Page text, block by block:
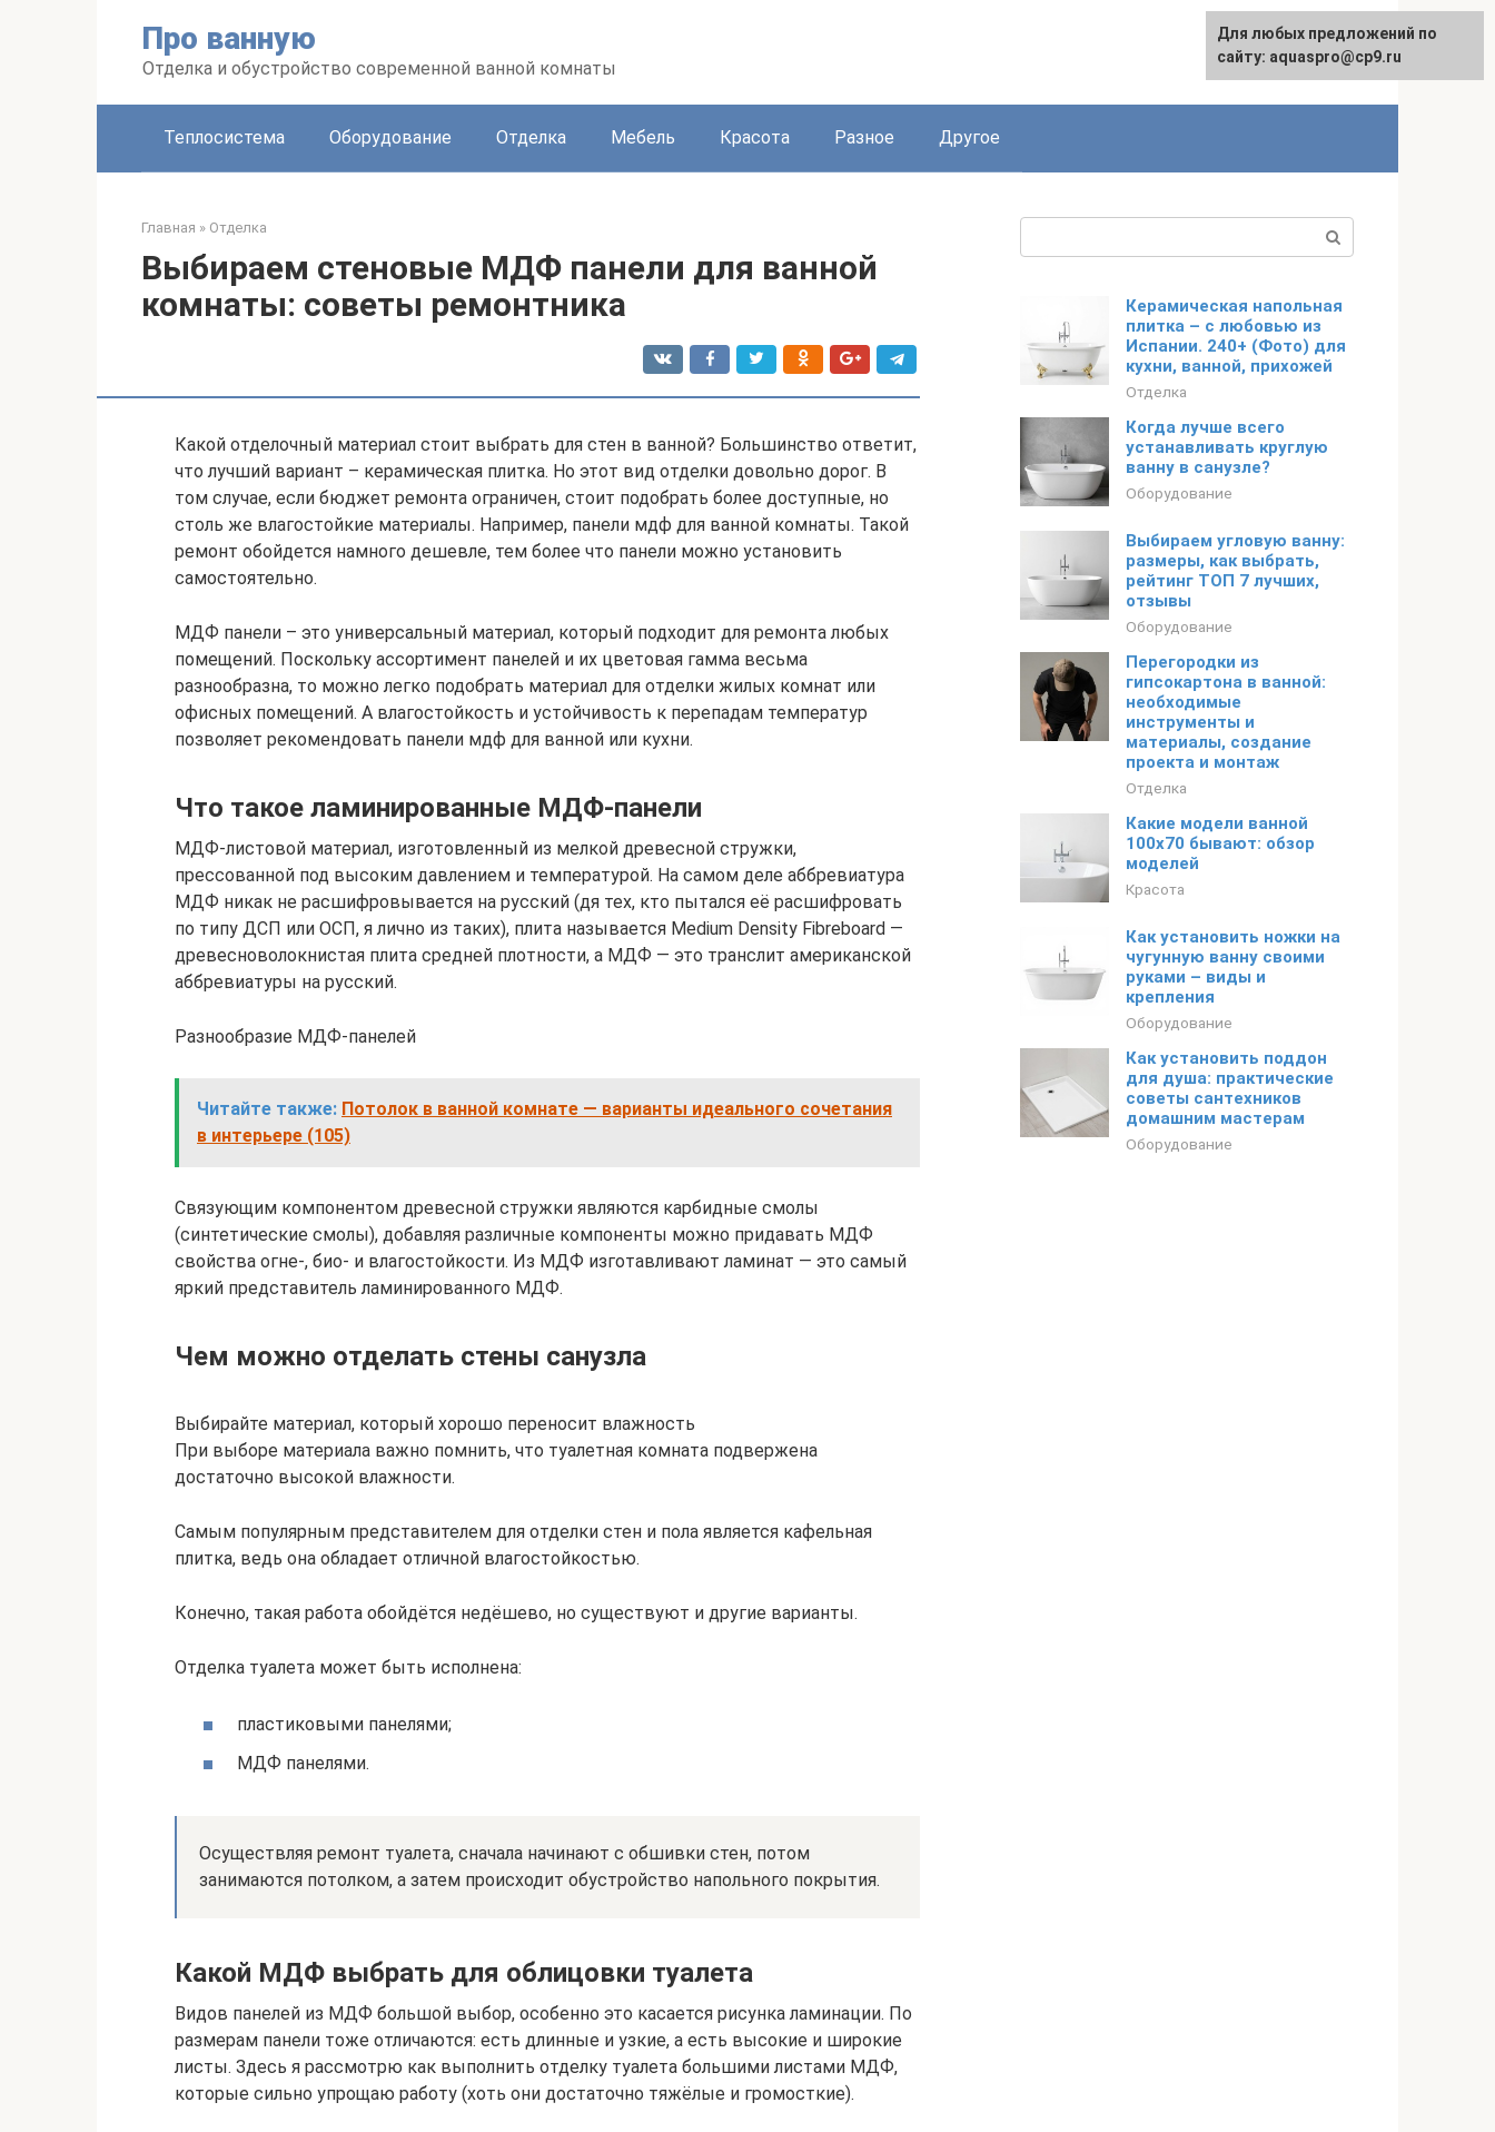
Про ванную
Отделка и обустройство современной ванной комнаты
Теплосистема Оборудование Отделка Мебель Красота Разное Другое
Главная » Отделка
Выбираем стеновые МДФ панели для ванной
комнаты: советы ремонтника
Какой отделочный материал стоит выбрать для стен в ванной? Большинство ответит,
что лучший вариант – керамическая плитка. Но этот вид отделки довольно дорог. В
том случае, если бюджет ремонта ограничен, стоит подобрать более доступные, но
столь же влагостойкие материалы. Например, панели мдф для ванной комнаты. Такой
ремонт обойдется намного дешевле, тем более что панели можно установить
самостоятельно.
МДФ панели – это универсальный материал, который подходит для ремонта любых
помещений. Поскольку ассортимент панелей и их цветовая гамма весьма
разнообразна, то можно легко подобрать материал для отделки жилых комнат или
офисных помещений. А влагостойкость и устойчивость к перепадам температур
позволяет рекомендовать панели мдф для ванной или кухни.
Что такое ламинированные МДФ-панели
МДФ-листовой материал, изготовленный из мелкой древесной стружки,
прессованной под высоким давлением и температурой. На самом деле аббревиатура
МДФ никак не расшифровывается на русский (дя тех, кто пытался её расшифровать
по типу ДСП или ОСП, я лично из таких), плита называется Medium Density Fibreboard —
древесноволокнистая плита средней плотности, а МДФ — это транслит американской
аббревиатуры на русский.
Разнообразие МДФ-панелей
Читайте также: Потолок в ванной комнате — варианты идеального сочетания
в интерьере (105)
Связующим компонентом древесной стружки являются карбидные смолы
(синтетические смолы), добавляя различные компоненты можно придавать МДФ
свойства огне-, био- и влагостойкости. Из МДФ изготавливают ламинат — это самый
яркий представитель ламинированного МДФ.
Чем можно отделать стены санузла
Выбирайте материал, который хорошо переносит влажность
При выборе материала важно помнить, что туалетная комната подвержена
достаточно высокой влажности.
Самым популярным представителем для отделки стен и пола является кафельная
плитка, ведь она обладает отличной влагостойкостью.
Конечно, такая работа обойдётся недёшево, но существуют и другие варианты.
Отделка туалета может быть исполнена:
пластиковыми панелями;
МДФ панелями.
Осуществляя ремонт туалета, сначала начинают с обшивки стен, потом
занимаются потолком, а затем происходит обустройство напольного покрытия.
Какой МДФ выбрать для облицовки туалета
Видов панелей из МДФ большой выбор, особенно это касается рисунка ламинации. По
размерам панели тоже отличаются: есть длинные и узкие, а есть высокие и широкие
листы. Здесь я рассмотрю как выполнить отделку туалета большими листами МДФ,
которые сильно упрощаю работу (хоть они достаточно тяжёлые и громосткие).
Керамическая напольная
плитка – с любовью из
Испании. 240+ (Фото) для
кухни, ванной, прихожей
Отделка
Когда лучше всего
устанавливать круглую
ванну в санузле?
Оборудование
Выбираем угловую ванну:
размеры, как выбрать,
рейтинг ТОП 7 лучших,
отзывы
Оборудование
Перегородки из
гипсокартона в ванной:
необходимые
инструменты и
материалы, создание
проекта и монтаж
Отделка
Какие модели ванной
100х70 бывают: обзор
моделей
Красота
Как установить ножки на
чугунную ванну своими
руками – виды и
крепления
Оборудование
Как установить поддон
для душа: практические
советы сантехников
домашним мастерам
Оборудование
Для любых предложений по
сайту: aquaspro@cp9.ru